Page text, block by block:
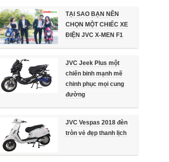
TẠI SAO BẠN NÊN
CHỌN MỘT CHIẾC XE
ĐIỆN JVC X-MEN F1
JVC Jeek Plus một
chiến binh mạnh mẽ
chinh phục mọi cung
đường
JVC Vespas 2018 đèn
tròn vẻ đẹp thanh lịch